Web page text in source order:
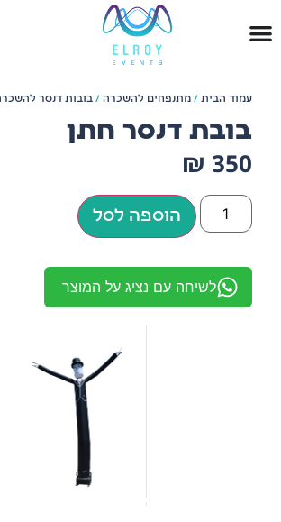
עמוד הבית /מתנפחים להשכרה /בובות דנסר
בובת דנסר חתן
₪ 350
הוספה לסל
לשיחה עם נציג על המוצר